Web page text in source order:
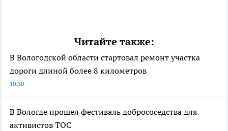
Читайте также:
В Вологодской области стартовал ремонт участка
дороги длиной более 8 километров
10:30
В Вологде прошел фестиваль добрососедства для
активистов ТОС